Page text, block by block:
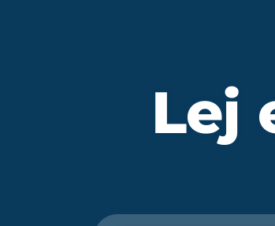
Lej